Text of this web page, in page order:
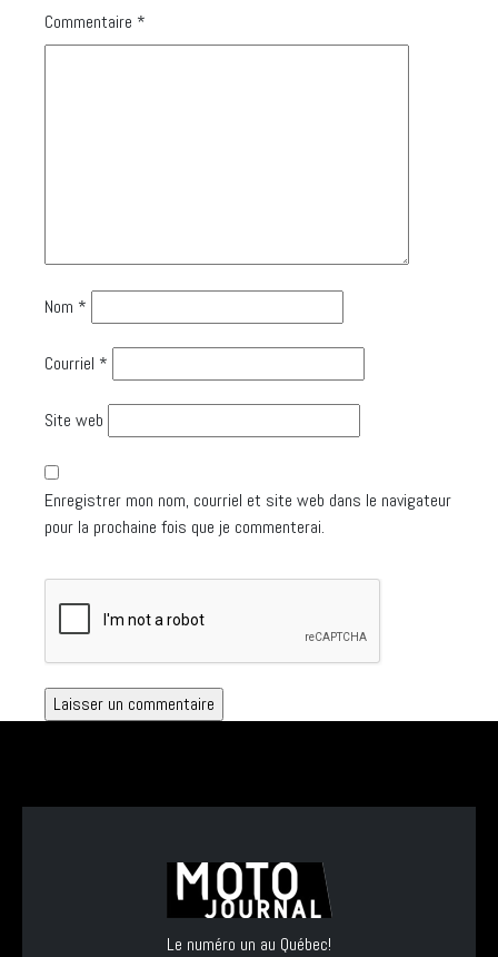
Commentaire *
Nom *
Courriel *
Site web
Enregistrer mon nom, courriel et site web dans le navigateur
pour la prochaine fois que je commenterai.
Le numéro un au Québec!